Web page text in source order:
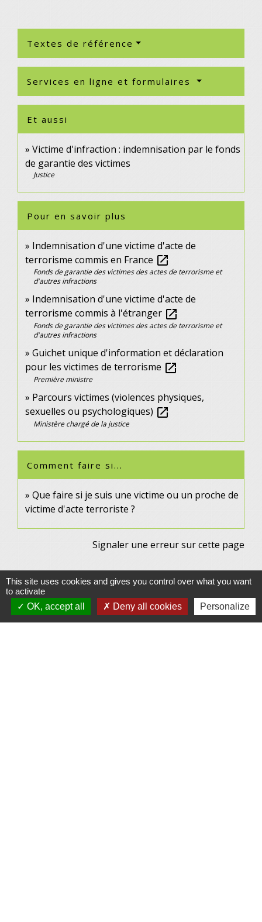
Textes de référence
Services en ligne et formulaires
Et aussi
Victime d'infraction : indemnisation par le fonds
de garantie des victimes
Justice
Pour en savoir plus
Indemnisation d'une victime d'acte de
terrorisme commis en France open_in_new
Fonds de garantie des victimes des actes de terrorisme et
d'autres infractions
Indemnisation d'une victime d'acte de
terrorisme commis à l'étranger open_in_new
Fonds de garantie des victimes des actes de terrorisme et
d'autres infractions
Guichet unique d'information et déclaration
pour les victimes de terrorisme open_in_new
Première ministre
Parcours victimes (violences physiques,
sexuelles ou psychologiques) open_in_new
Ministère chargé de la justice
Comment faire si...
Que faire si je suis une victime ou un proche de
victime d'acte terroriste ?
Signaler une erreur sur cette page
Contacts
This site uses cookies and gives you control over what you want
to activate
OK, accept all
Deny all cookies Personalize